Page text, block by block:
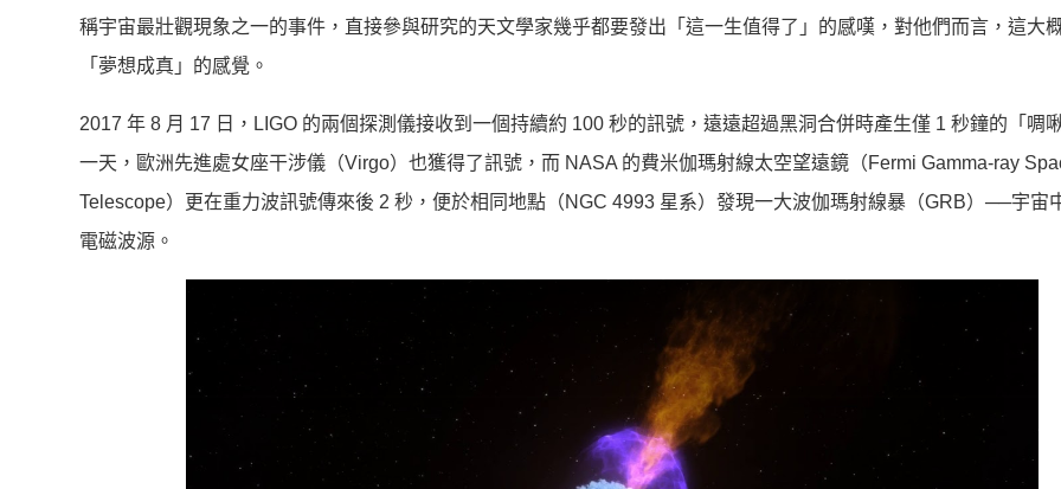
稱宇宙最壯觀現象之一的事件，直接參與研究的天文學家幾乎都要發出「這一生值得了」的感嘆，對他們而言，這大
「夢想成真」的感覺。
2017 年 8 月 17 日，LIGO 的兩個探測儀接收到一個持續約 100 秒的訊號，遠遠超過黑洞合併時產生僅 1 秒鐘的「啁
一天，歐洲先進處女座干涉儀（Virgo）也獲得了訊號，而 NASA 的費米伽瑪射線太空望遠鏡（Fermi Gamma-ray
Telescope）更在重力波訊號傳來後 2 秒，便於相同地點（NGC 4993 星系）發現一大波伽瑪射線暴（GRB）──宇宙
電磁波源。